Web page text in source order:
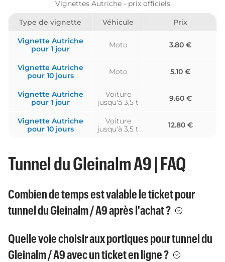
Vignettes Autriche - prix officiels
Type de vignette Véhicule Prix
Vignette Autriche
pour 1 jour
Moto 3.80 €
Vignette Autriche
pour 10 jours
Moto 5.10 €
Vignette Autriche
pour 1 jour
Voiture
jusqu'à 3,5 t
9.60 €
Vignette Autriche
pour 10 jours
Voiture
jusqu'à 3,5 t
12.80 €
Tunnel du Gleinalm A9 | FAQ
Combien de temps est valable le ticket pour
tunnel du Gleinalm / A9 après l'achat ?
Quelle voie choisir aux portiques pour tunnel du
Gleinalm / A9 avec un ticket en ligne ?